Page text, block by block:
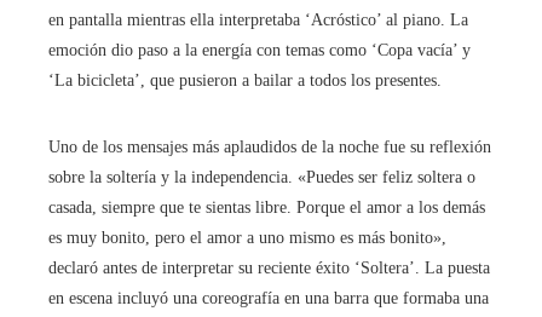
en pantalla mientras ella interpretaba ‘Acróstico’ al piano. La
emoción dio paso a la energía con temas como ‘Copa vacía’ y
‘La bicicleta’, que pusieron a bailar a todos los presentes.
Uno de los mensajes más aplaudidos de la noche fue su reflexión
sobre la soltería y la independencia. «Puedes ser feliz soltera o
casada, siempre que te sientas libre. Porque el amor a los demás
es muy bonito, pero el amor a uno mismo es más bonito»,
declaró antes de interpretar su reciente éxito ‘Soltera’. La puesta
en escena incluyó una coreografía en una barra que formaba una